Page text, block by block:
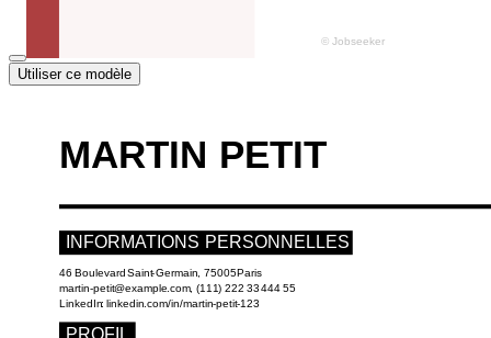
Utiliser ce modèle